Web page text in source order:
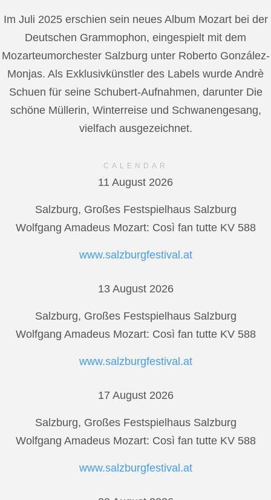
Im Juli 2025 erschien sein neues Album Mozart bei der
Deutschen Grammophon, eingespielt mit dem
Mozarteumorchester Salzburg unter Roberto González-
Monjas. Als Exklusivkünstler des Labels wurde Andrè
Schuen für seine Schubert-Aufnahmen, darunter Die
schöne Müllerin, Winterreise und Schwanengesang,
vielfach ausgezeichnet.
CALENDAR
11 August 2026
Salzburg, Großes Festspielhaus Salzburg
Wolfgang Amadeus Mozart: Così fan tutte KV 588
www.salzburgfestival.at
13 August 2026
Salzburg, Großes Festspielhaus Salzburg
Wolfgang Amadeus Mozart: Così fan tutte KV 588
www.salzburgfestival.at
17 August 2026
Salzburg, Großes Festspielhaus Salzburg
Wolfgang Amadeus Mozart: Così fan tutte KV 588
www.salzburgfestival.at